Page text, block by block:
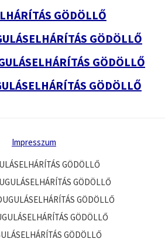
GÖDÖLLŐ
GÖDÖLLŐ
GÖDÖLLŐ
GÖDÖLLŐ
Impresszum
GÖDÖLLŐ
GÖDÖLLŐ
GÖDÖLLŐ
GÖDÖLLŐ
GÖDÖLLŐ